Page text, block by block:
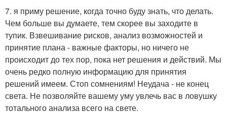
7. я приму решение, когда точно буду знать, что делать.
Чем больше вы думаете, тем скорее вы заходите в
тупик. Взвешивание рисков, анализ возможностей и
принятие плана - важные факторы, но ничего не
происходит до тех пор, пока нет решения и действий. Мы
очень редко полную информацию для принятия
решений имеем. Стоп сомнениям! Неудача - не конец
света. Не позволяйте вашему уму увлечь вас в ловушку
тотального анализа всего на свете.